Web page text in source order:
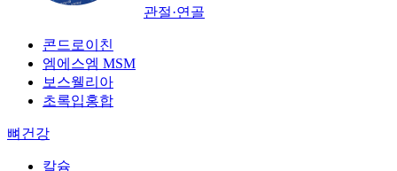
관절·연골
콘드로이친
엠에스엠 MSM
보스웰리아
초록입홍합
뼈건강
칼슘